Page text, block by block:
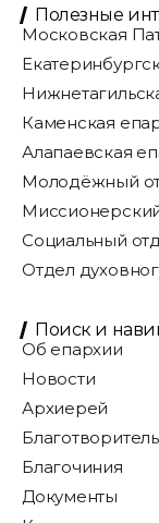
Полезные
Московская
Каменская
Алапаевская
Молодёжный
Социальный
Отдел
Поиск и
Об епархии
Новости
Архиерей
Благочиния
Документы